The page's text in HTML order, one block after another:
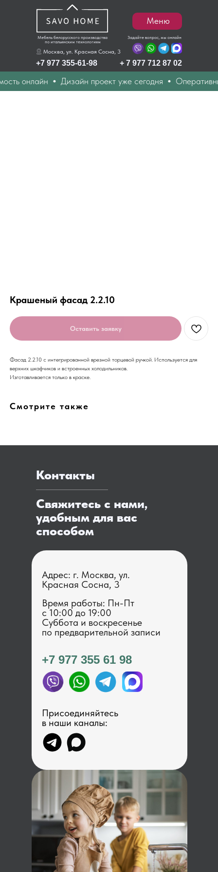
Мебель белорусского производства
по итальянским технологиям
+7 977 355-61-98
Задайте вопрос, мы онлайн
Москва, ул. Красная Сосна, 3
+ 7 977 712 87 02
Меню
онлайн Дизайн проект уже сегодня
Крашеный фасад 2.2.10
Оставить заявку
Фасад 2.2.10 с интегрированной врезной торцевой ручкой. Используется для
верхних шкафчиков и встроенных холодильников.
Изготавливается только в краске.
Смотрите также
Контакты
Свяжитесь с нами,
удобным для вас
способом
Адрес: г. Москва, ул.
Красная Сосна, 3
+7 977 355 61 98
Время работы: Пн-Пт
с 1 0:00 до 19:00
Суббота и воскресенье
по предварительной записи
Присоединяйтесь
в наши каналы: